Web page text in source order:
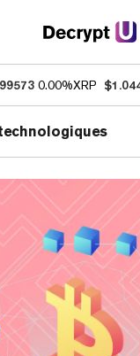
0.00%XRP